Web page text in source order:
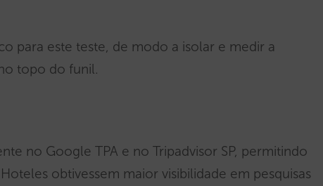
para este teste, de modo a isolar e medir a
topo do funil.
no Google TPA e no Tripadvisor SP, permitindo
obtivessem maior visibilidade em pesquisas